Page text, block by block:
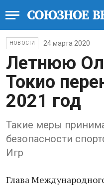
НОВОСТИ 24 марта 2020
Летнюю
Токио
2021 год
Такие меры
безопасности
Игр
Глава